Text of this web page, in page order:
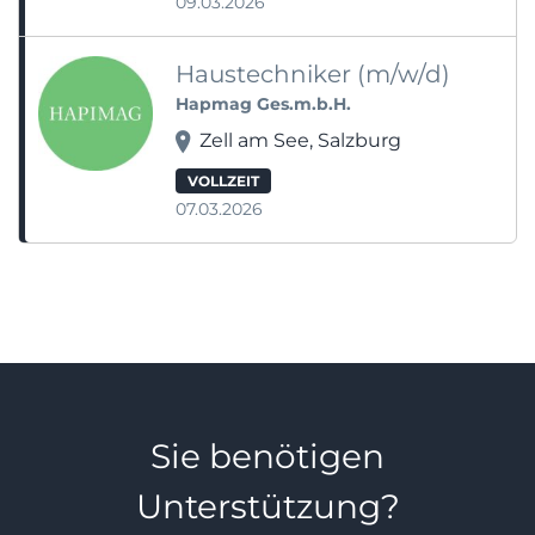
Haustechniker (m/w/d)
Hapmag Ges.m.b.H.
Zell am See, Salzburg
VOLLZEIT
07.03.2026
Sie benötigen
Unterstützung?